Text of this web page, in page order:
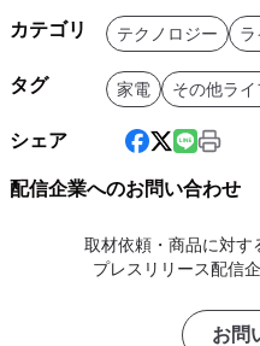
カテゴリ テクノロジー
タグ 家電 その他ラ
シェア
配信企業へのお問い合わせ
取材依頼・商品に対す
プレスリリース配信
お問